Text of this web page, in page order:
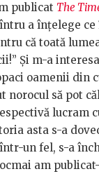
publicat The
a înțelege ce
că toată
Și m-a
oamenii din
norocul să pot
lucram
asta s-a
un fel, s-a
am